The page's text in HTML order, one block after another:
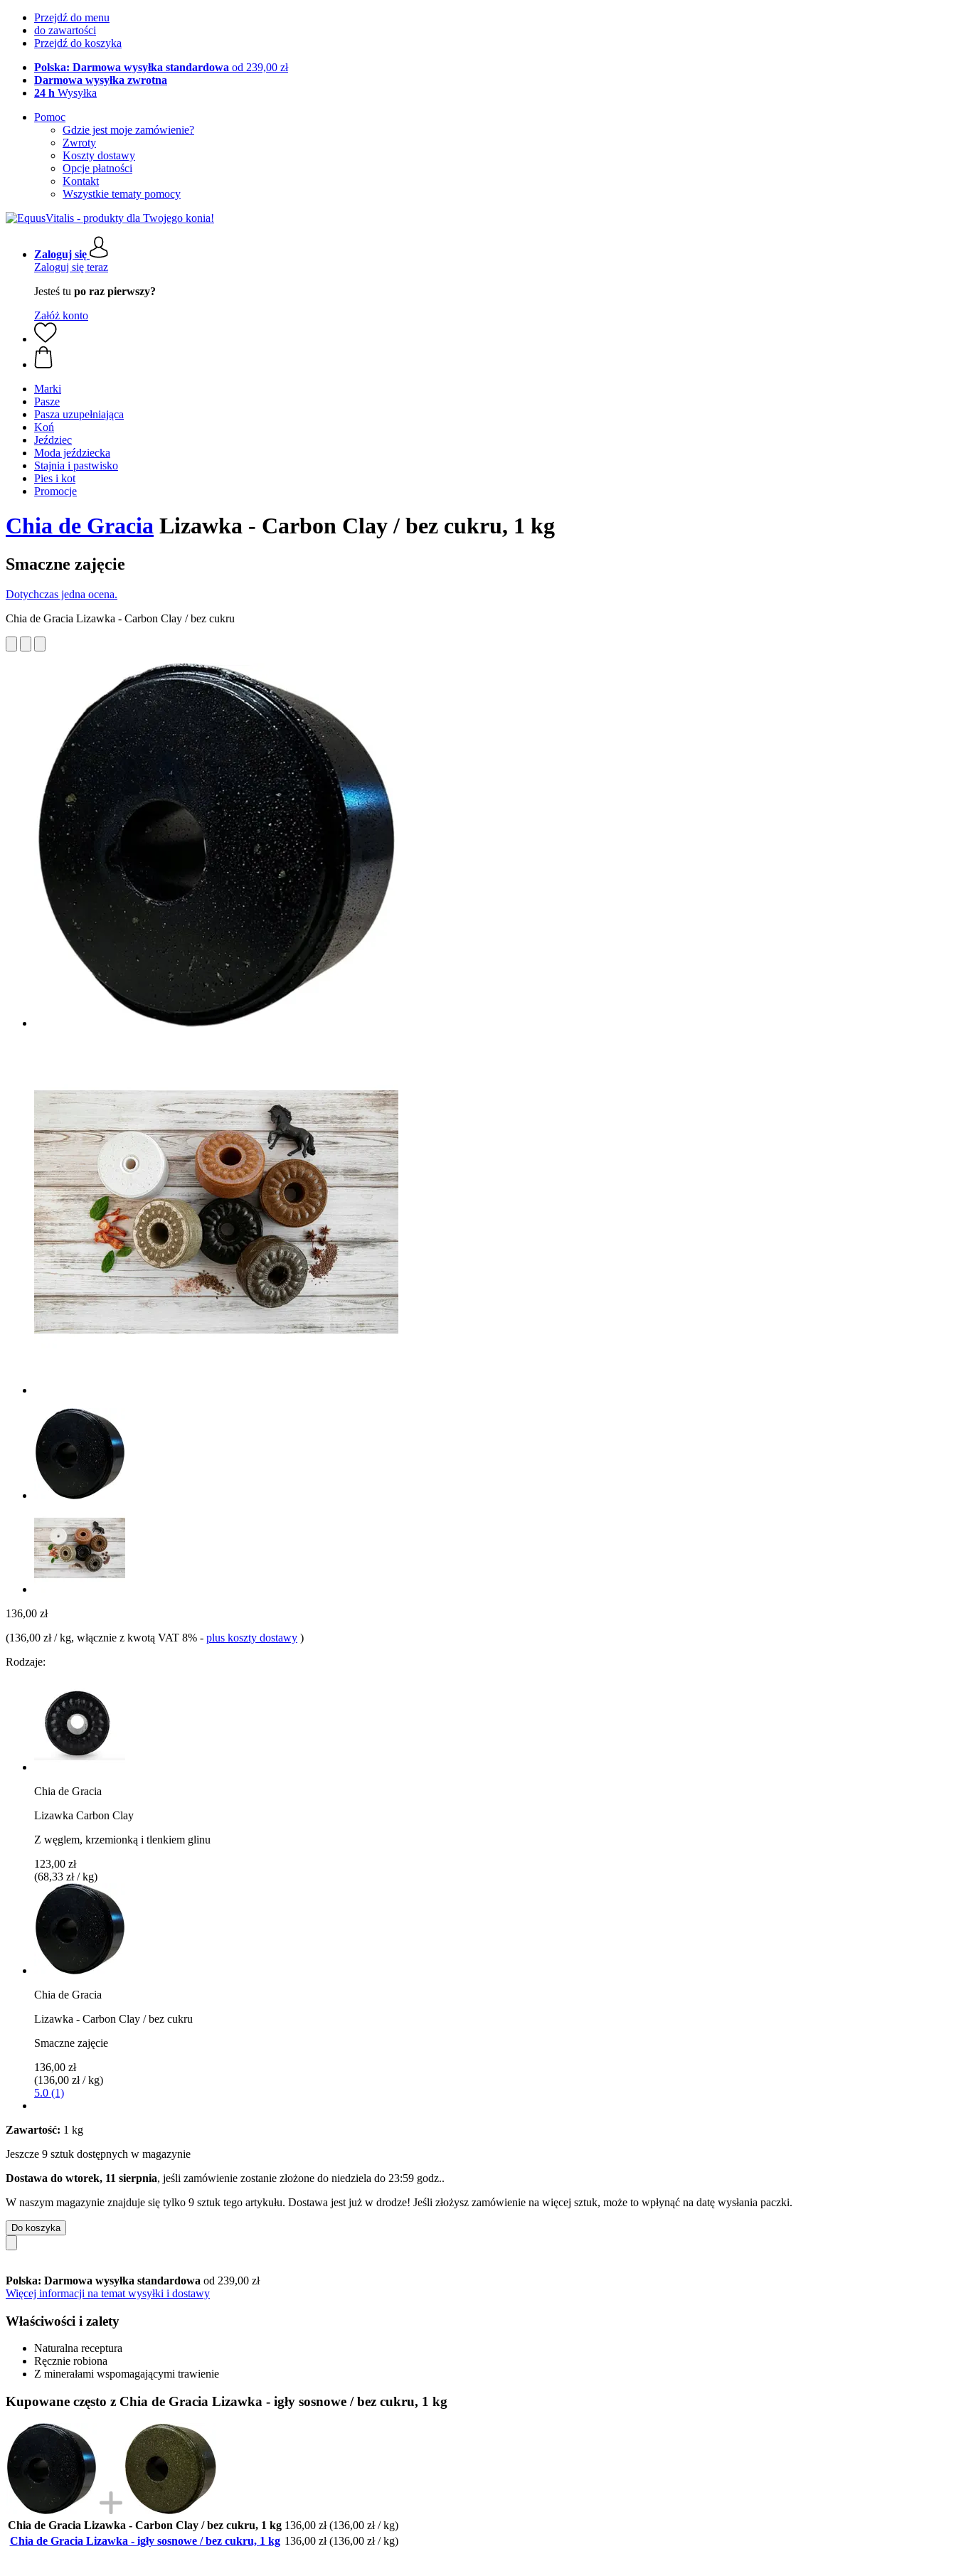
Przejdź do menu
do zawartości
Przejdź do koszyka
Polska: Darmowa wysyłka standardowa od 239,00 zł
Darmowa wysyłka zwrotna
24 h Wysyłka
Pomoc
Gdzie jest moje zamówienie?
Zwroty
Koszty dostawy
Opcje płatności
Kontakt
Wszystkie tematy pomocy
Zaloguj się
Zaloguj się teraz
Jesteś tu po raz pierwszy?
Załóż konto
Marki
Pasze
Pasza uzupełniająca
Koń
Jeździec
Moda jeździecka
Stajnia i pastwisko
Pies i kot
Promocje
Chia de Gracia Lizawka - Carbon Clay / bez cukru, 1 kg
Smaczne zajęcie
Dotychczas jedna ocena.
Chia de Gracia Lizawka - Carbon Clay / bez cukru
136,00 zł
(136,00 zł / kg, włącznie z kwotą VAT 8% - plus koszty dostawy )
Rodzaje:
Chia de Gracia
Lizawka Carbon Clay
Z węglem, krzemionką i tlenkiem glinu
123,00 zł
(68,33 zł / kg)
Chia de Gracia
Lizawka - Carbon Clay / bez cukru
Smaczne zajęcie
136,00 zł
(136,00 zł / kg)
5.0 (1)
Zawartość: 1 kg
Jeszcze 9 sztuk dostępnych w magazynie
Dostawa do wtorek, 11 sierpnia, jeśli zamówienie zostanie złożone do niedziela do 23:59 godz..
W naszym magazynie znajduje się tylko 9 sztuk tego artykułu. Dostawa jest już w drodze! Jeśli złożysz zamówienie na więcej sztuk, może to wpłynąć na datę wysłania paczki.
Do koszyka
Polska: Darmowa wysyłka standardowa od 239,00 zł
Więcej informacji na temat wysyłki i dostawy
Właściwości i zalety
Naturalna receptura
Ręcznie robiona
Z minerałami wspomagającymi trawienie
Kupowane często z Chia de Gracia Lizawka - igły sosnowe / bez cukru, 1 kg
Chia de Gracia Lizawka - Carbon Clay / bez cukru, 1 kg 136,00 zł (136,00 zł / kg)
Chia de Gracia Lizawka - igły sosnowe / bez cukru, 1 kg 136,00 zł (136,00 zł / kg)